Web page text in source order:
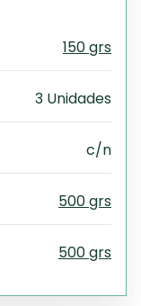
150 grs
3 Unidades
c/n
500 grs
500 grs